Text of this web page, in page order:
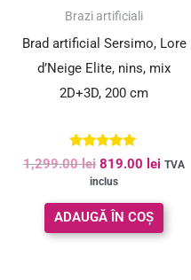
SUPER PREȚ!Brazi artificiali
Brad artificial Sersimo, Lore
d’Neige Elite, nins, mix
2D+3D, 200 cm
Evaluat la
5.00
din 5
1,299.00lei 819.00 lei TVA
inclus
ADAUGĂ ÎN COȘ